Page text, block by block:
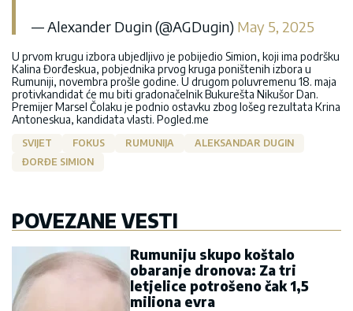
— Alexander Dugin (@AGDugin) May 5, 2025
U prvom krugu izbora ubjedljivo je pobijedio Simion, koji ima podršku
Kalina Đorđeskua, pobjednika prvog kruga poništenih izbora u
Rumuniji, novembra prošle godine. U drugom poluvremenu 18. maja
protivkandidat će mu biti gradonačelnik Bukurešta Nikušor Dan.
Premijer Marsel Čolaku je podnio ostavku zbog lošeg rezultata Krina
Antoneskua, kandidata vlasti. Pogled.me
SVIJET FOKUS RUMUNIJA
ALEKSANDAR DUGIN
ĐORĐE SIMION
POVEZANE VESTI
Rumuniju skupo koštalo
obaranje dronova: Za tri
letjelice potrošeno čak 1,5
miliona evra